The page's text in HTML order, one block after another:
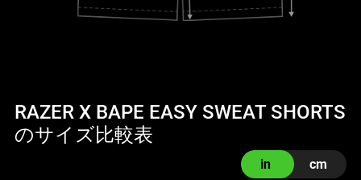
RAZER X BAPE EASY SWEAT SHORTS
のサイズ比較表
in cm